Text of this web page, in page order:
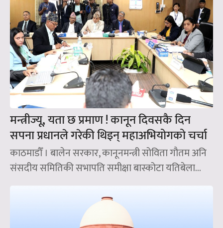
मन्त्रीज्यू, यता छ प्रमाण ! कानून दिवसकै दिन
सपना प्रधानले गरेकी थिइन् महाअभियोगको चर्चा
काठमाडौँ । बालेन सरकार, कानूनमन्त्री सोविता गौतम अनि
संसदीय समितिकी सभापति समीक्षा बास्कोटा यतिबेला...